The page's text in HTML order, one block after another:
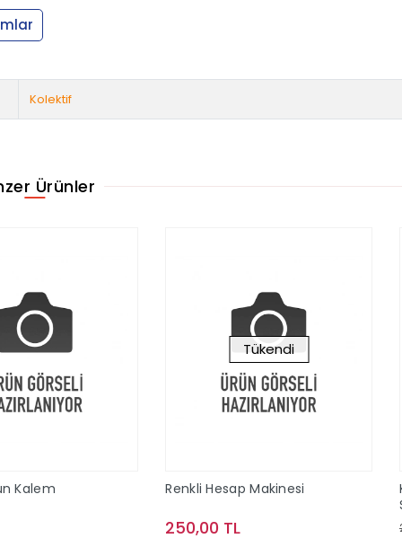
Kolektif
Ürünler
Kalem
Tükendi
Renkli Hesap Makinesi
250,00 TL